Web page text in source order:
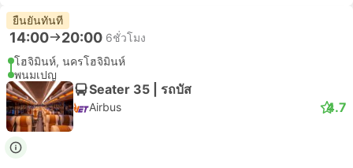
ยืนยันทันที
14:00 20:00 6ชั่วโมง
โฮจิมินห์, นครโฮจิมินห์
พนมเปญ
Seater 35 | รถบัส
Airbus 4.7